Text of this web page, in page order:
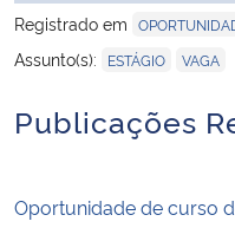
Registrado em
Assunto(s): ESTÁGIO VAGA
Publicações
Oportunidade de curso